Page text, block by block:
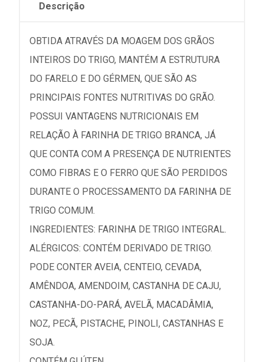
Descrição
OBTIDA ATRAVÉS DA MOAGEM DOS GRÃOS
INTEIROS DO TRIGO, MANTÉM A ESTRUTURA
DO FARELO E DO GÉRMEN, QUE SÃO AS
PRINCIPAIS FONTES NUTRITIVAS DO GRÃO.
POSSUI VANTAGENS NUTRICIONAIS EM
RELAÇÃO À FARINHA DE TRIGO BRANCA, JÁ
QUE CONTA COM A PRESENÇA DE NUTRIENTES
COMO FIBRAS E O FERRO QUE SÃO PERDIDOS
DURANTE O PROCESSAMENTO DA FARINHA DE
TRIGO COMUM.
INGREDIENTES: FARINHA DE TRIGO INTEGRAL.
ALÉRGICOS: CONTÉM DERIVADO DE TRIGO.
PODE CONTER AVEIA, CENTEIO, CEVADA,
AMÊNDOA, AMENDOIM, CASTANHA DE CAJU,
CASTANHA-DO-PARÁ, AVELÃ, MACADÂMIA,
NOZ, PECÃ, PISTACHE, PINOLI, CASTANHAS E
SOJA.